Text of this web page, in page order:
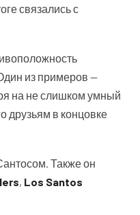
связались с
из примеров —
на не слишком умный
друзьям в концовке
Также он
, Los Santos